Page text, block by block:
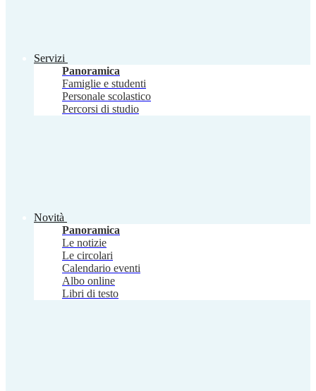
Servizi
Panoramica
Famiglie e studenti
Personale scolastico
Percorsi di studio
Novità
Panoramica
Le notizie
Le circolari
Calendario eventi
Albo online
Libri di testo